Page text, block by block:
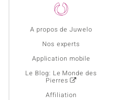
A propos de Juwelo
Nos experts
Application mobile
Le Blog: Le Monde des
Pierres
Affiliation